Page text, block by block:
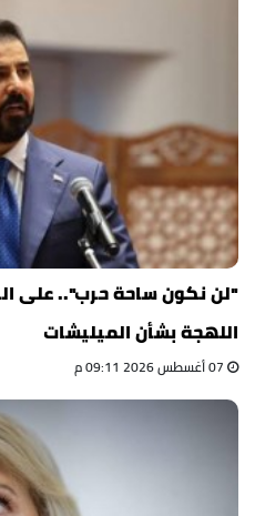
"لن نكون ساحة حرب".. على
اللهجة بشأن الميليشات